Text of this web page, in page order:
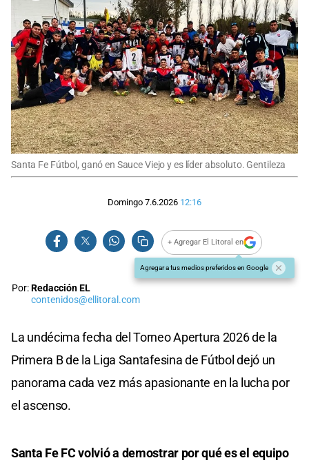
Santa Fe Fútbol, ganó en Sauce Viejo y es líder absoluto. Gentileza
Domingo 7.6.2026 12:16
+ Agregar El Litoral en
Agregar a tus medios preferidos en Google
Por:Redacción EL
contenidos@ellitoral.com
La undécima fecha del Torneo Apertura 2026 de la
Primera B de la Liga Santafesina de Fútbol dejó un
panorama cada vez más apasionante en la lucha por
el ascenso.
Santa Fe FC volvió a demostrar por qué es el equipo